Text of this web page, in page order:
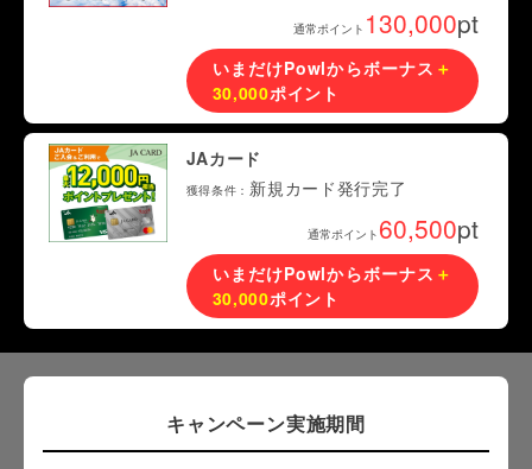
通常ポイント 130,000pt
いまだけPowlからボーナス ＋
30,000ポイント
JAカード
獲得条件： 新規カード発行完了
通常ポイント 60,500pt
いまだけPowlからボーナス ＋
30,000ポイント
キャンペーン実施期間